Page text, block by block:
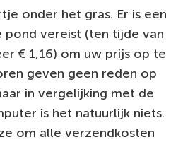
onder het gras. Er is een
pond vereist (ten tijde van
€ 1,16) om uw prijs op te
geven geen reden op
in vergelijking met de
is het natuurlijk niets.
om alle verzendkosten